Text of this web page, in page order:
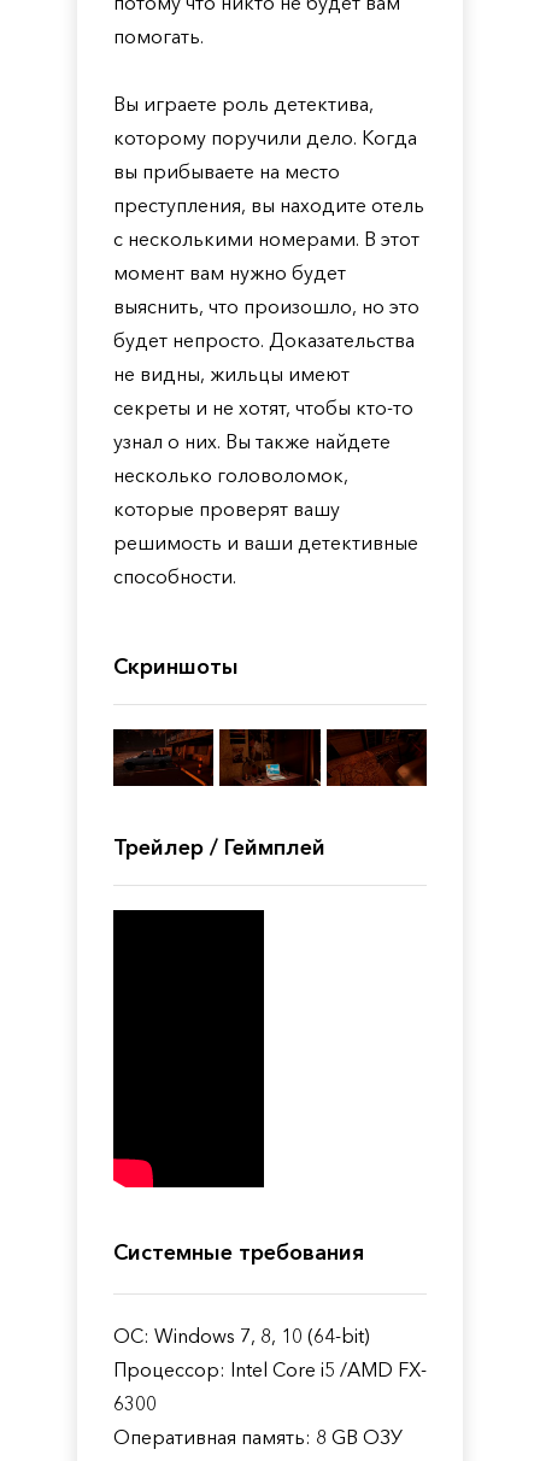
помогать.
Вы играете роль детектива,
которому поручили дело. Когда
вы прибываете на место
преступления, вы находите отель
с несколькими номерами. В этот
момент вам нужно будет
выяснить, что произошло, но это
будет непросто. Доказательства
не видны, жильцы имеют
секреты и не хотят, чтобы кто-то
узнал о них. Вы также найдете
несколько головоломок,
которые проверят вашу
решимость и ваши детективные
способности.
Скриншоты
Трейлер / Геймплей
Системные требования
ОС: Windows 7, 8, 10 (64-bit)
Процессор: Intel Core i5 /AMD FX-
6300
Оперативная память: 8 GB ОЗУ